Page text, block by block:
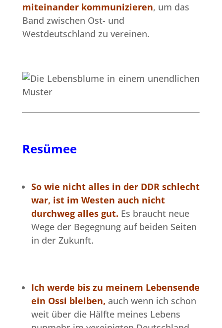
miteinander kommunizieren, um das
Band zwischen Ost- und
Westdeutschland zu vereinen.
Resümee
So wie nicht alles in der DDR schlecht
war, ist im Westen auch nicht
durchweg alles gut. Es braucht neue
Wege der Begegnung auf beiden Seiten
in der Zukunft.
Ich werde bis zu meinem Lebensende
ein Ossi bleiben, auch wenn ich schon
weit über die Hälfte meines Lebens